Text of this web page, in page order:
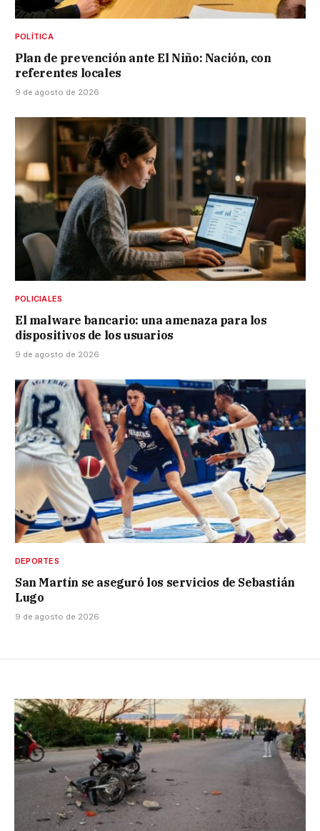
POLÍTICA
Plan de prevención ante El Niño: Nación, con
referentes locales
9 de agosto de 2026
POLICIALES
El malware bancario: una amenaza para los
dispositivos de los usuarios
9 de agosto de 2026
DEPORTES
San Martín se aseguró los servicios de Sebastián
Lugo
9 de agosto de 2026